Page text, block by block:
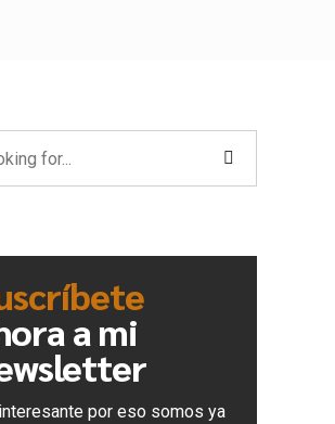
a mi
por eso somos ya